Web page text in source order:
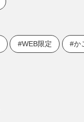
#WEB限定 #か